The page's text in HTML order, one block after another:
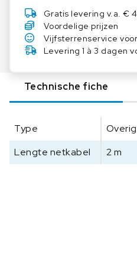
R
A
N
D
n
a
l
g
e
-
Gratis levering v.a. €
Voordelige prijzen
Vijfsterrenservice
Levering 1 à 3 dagen
Technische fiche
Type
Lengte netkabel
2 m